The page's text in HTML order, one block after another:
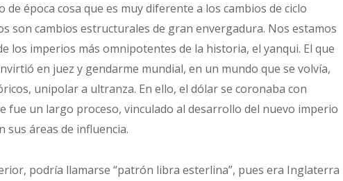
de época cosa que es muy diferente a los cambios de ciclo
son cambios estructurales de gran envergadura. Nos estamos
los imperios más omnipotentes de la historia, el yanqui. El que
en juez y gendarme mundial, en un mundo que se volvía,
unipolar a ultranza. En ello, el dólar se coronaba con
fue un largo proceso, vinculado al desarrollo del nuevo imperio
sus áreas de influencia.
podría llamarse “patrón libra esterlina”, pues era Inglaterra